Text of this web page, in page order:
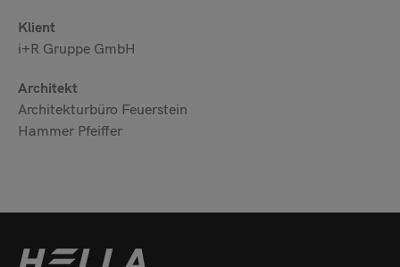
Klient
i+R Gruppe GmbH
Architekt
Architekturbüro Feuerstein
Hammer Pfeiffer